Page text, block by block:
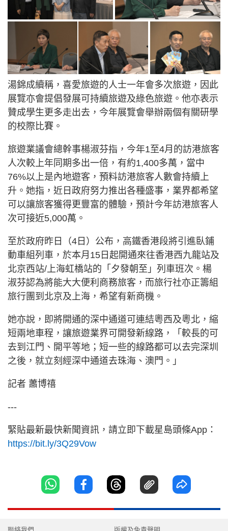
湯錦成續稱，喜愛旅遊的人士一年會多次旅遊，因此
展覽亦會提倡發展可持續旅遊及綠色旅遊。他亦表示
贊成學生更多走出去，今年展覽會舉辦兩個有關研學
的校際比賽。
旅遊業議會總幹事楊淑芬指，今年1至4月的訪港旅客
人次較上年同期多出一倍，有約1,400多萬，當中
76%以上是內地遊客，預料訪港旅客人數會持續上
升。她指，近日政府努力推出各種盛事，業界都希望
可以讓旅客獲得更豐富的體驗，預計今年訪港旅客人
次可接近5,000萬。
至於政府昨日（4日）公布，高鐵香港段將引進臥鋪
動車組列車，於本月15日起開通來往香港西九龍站及
北京西站/上海虹橋站的「夕發朝至」列車班次。楊
淑芬認為將能大大便利商務旅客，而旅行社亦正籌組
旅行團到北京及上海，希望有新商機。
她亦說，即將開通的深中通道可連結粵西及粵北，縮
短兩地車程，讓旅遊業界可開發新線路，「較長的可
去到江門、開平等地；短一些的線路都可以去完深圳
之後，就立刻經深中通道去珠海、澳門。」
記者 蕭博禧
---
緊貼最新最快新聞資訊，請立即下載星島頭條App：
https://bit.ly/3Q29Vow